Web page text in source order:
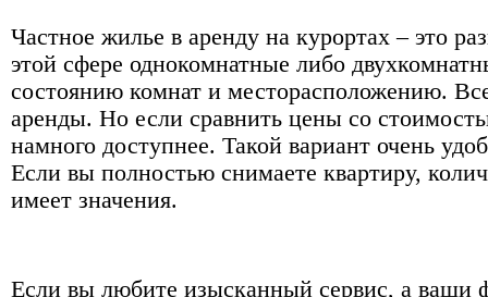
Частное жилье в аренду на курортах – это
этой сфере однокомнатные либо
состоянию комнат и месторасположению.
аренды. Но если сравнить цены со
намного доступнее. Такой вариант очень
Если вы полностью снимаете квартиру,
имеет значения.
Если вы любите изысканный сервис, а ваши